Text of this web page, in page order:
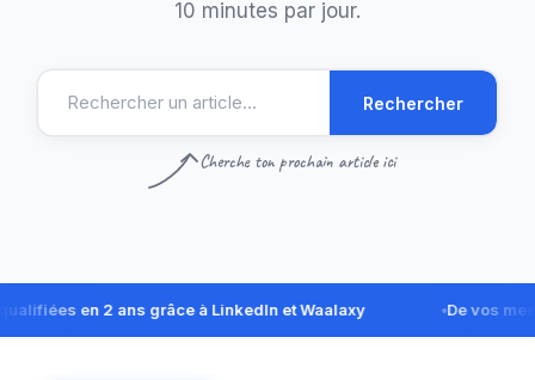
10 minutes par jour.
Rechercher
Cherche ton prochain article ici
en 2 ans grâce à LinkedIn et Waalaxy De vos